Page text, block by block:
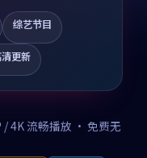
综艺节目
更新
4K 流畅播放 · 免费无